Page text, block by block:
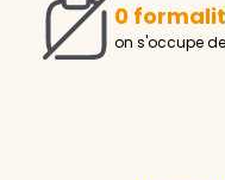
0
on s'occupe